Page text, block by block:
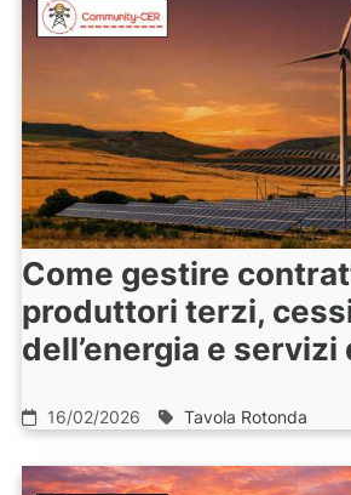
Come gestire
produttori terzi,
dell’energia e servizi
16/02/2026 Tavola Rotonda